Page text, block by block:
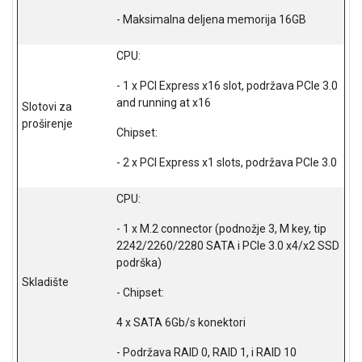
- Maksimalna deljena memorija 16GB
Slotovi za
proširenje
CPU:
- 1 x PCI Express x16 slot, podržava PCIe 3.0
and running at x16
Chipset:
- 2 x PCI Express x1 slots, podržava PCIe 3.0
Skladište
CPU:
- 1 x M.2 connector (podnožje 3, M key, tip
2242/2260/2280 SATA i PCIe 3.0 x4/x2 SSD
podrška)
- Chipset:
4 x SATA 6Gb/s konektori
- Podržava RAID 0, RAID 1, i RAID 10